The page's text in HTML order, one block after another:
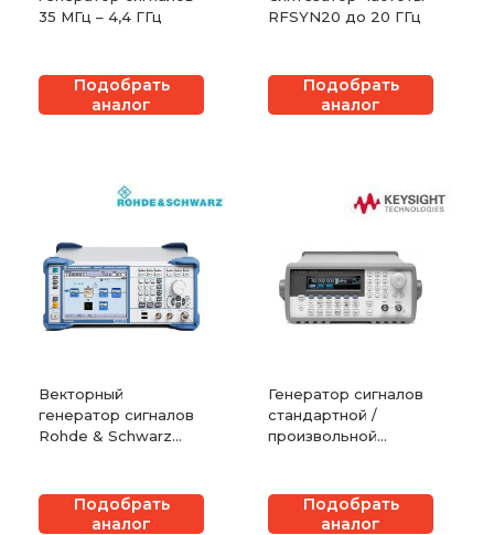
35 МГц – 4,4 ГГц
Подобрать
аналог
RFSYN20 до 20 ГГц
Подобрать
аналог
Векторный
генератор сигналов
Rohde & Schwarz
Подобрать
аналог
Генератор сигналов
стандартной /
произвольной
Подобрать
аналог